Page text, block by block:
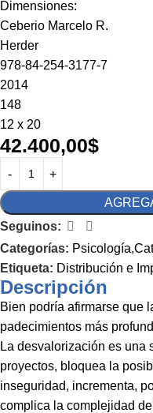
Dimensiones:
Ceberio Marcelo R.
Herder
978-84-254-3177-7
2014
148
12 x 20
42.400,00$
Seguinos:
Categorías:
Etiqueta: Distribución e
Descripción
Bien podría afirmarse que
padecimientos más
La desvalorización es una
proyectos, bloquea la
inseguridad, incrementa,
complica la complejidad